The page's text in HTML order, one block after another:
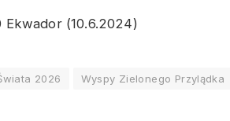
Ekwador (10.6.2024)
2026 Wyspy Zielonego Przylądka